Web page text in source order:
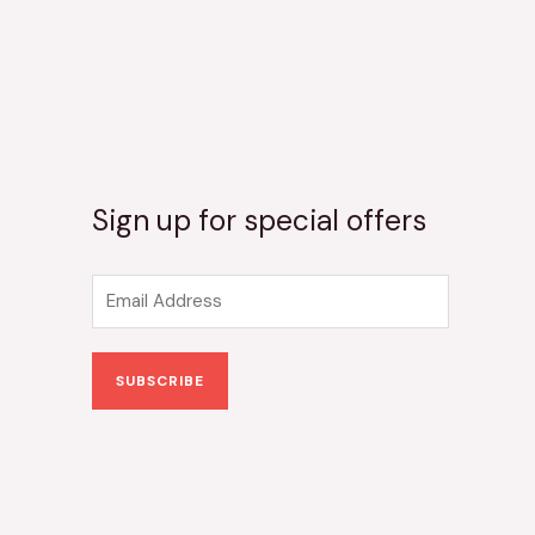
Sign up for special offers
m
a
SUBSCRIBE